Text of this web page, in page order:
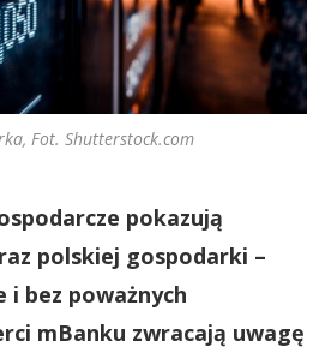
Fot. Shutterstock.com
pokazują
polskiej gospodarki –
i bez poważnych
mBanku zwracają uwagę